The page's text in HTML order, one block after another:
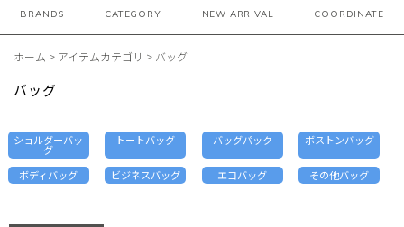
BRANDS CATEGORY NEW ARRIVAL COORDINATE
ホーム > アイテムカテゴリ > バッグ
バッグ
ショルダーバッ
グ
トートバッグ バッグパック ボストンバッグ
ボディバッグ ビジネスバッグ エコバッグ その他バッグ